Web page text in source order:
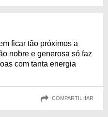
ficar tão próximos a
nobre e generosa só faz
com tanta energia
COMPARTILHAR